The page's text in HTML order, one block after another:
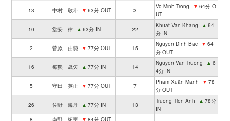
13 中村 敬斗 ▼ 63分 OUT 3
Vo Minh Trong ▼ 64分 O
UT
10 堂安 律 ▲ 63分 IN 22
Khuat Van Khang ▲ 64
分 IN
2 菅原 由勢 ▼ 77分 OUT 15
Nguyen Dình Bac ▼ 64
分 OUT
16 毎熊 晟矢 ▲ 77分 IN 14
Nguyen Van Truong ▲ 6
4分 IN
5 守田 英正 ▼ 77分 OUT 7
Pham Xuân Manh ▼ 78
分 OUT
26 佐野 海舟 ▲ 77分 IN 13
Truong Tien Anh ▲ 78分
IN
8
南野 拓実 ▼ 84分 OUT